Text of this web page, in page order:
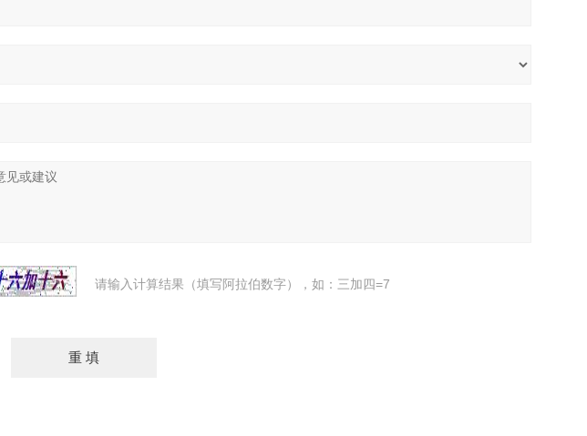
请输入计算结果（填写阿拉伯数字），如：三加四=7